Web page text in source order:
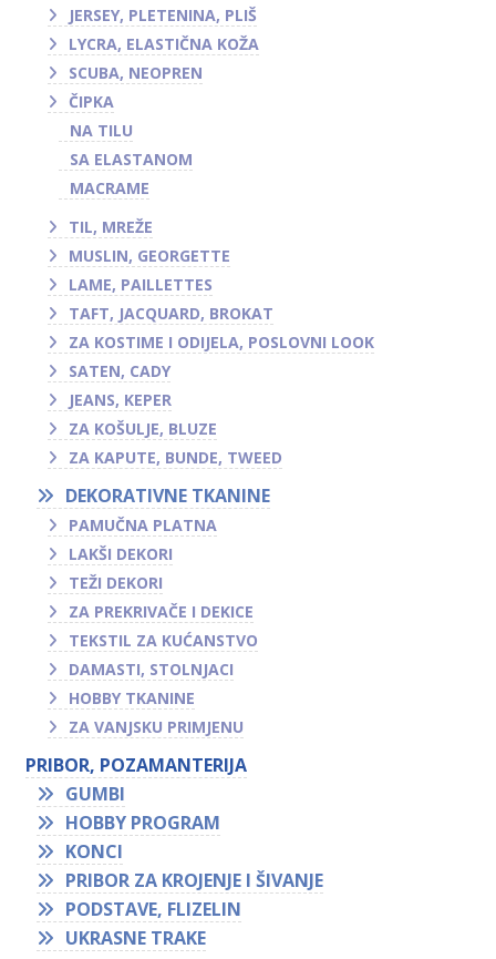
JERSEY, PLETENINA, PLIŠ
LYCRA, ELASTIČNA KOŽA
SCUBA, NEOPREN
ČIPKA
NA TILU
SA ELASTANOM
MACRAME
TIL, MREŽE
MUSLIN, GEORGETTE
LAME, PAILLETTES
TAFT, JACQUARD, BROKAT
ZA KOSTIME I ODIJELA, POSLOVNI LOOK
SATEN, CADY
JEANS, KEPER
ZA KOŠULJE, BLUZE
ZA KAPUTE, BUNDE, TWEED
DEKORATIVNE TKANINE
PAMUČNA PLATNA
LAKŠI DEKORI
TEŽI DEKORI
ZA PREKRIVAČE I DEKICE
TEKSTIL ZA KUĆANSTVO
DAMASTI, STOLNJACI
HOBBY TKANINE
ZA VANJSKU PRIMJENU
PRIBOR, POZAMANTERIJA
GUMBI
HOBBY PROGRAM
KONCI
PRIBOR ZA KROJENJE I ŠIVANJE
PODSTAVE, FLIZELIN
UKRASNE TRAKE